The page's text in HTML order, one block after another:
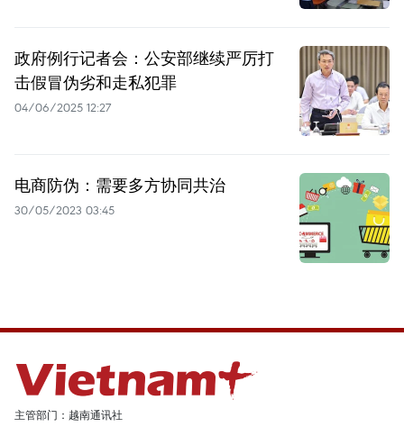
政府例行记者会：公安部继续严厉打
击假冒伪劣和走私犯罪
04/06/2025 12:27
电商防伪：需要多方协同共治
30/05/2023 03:45
主管部门：越南通讯社